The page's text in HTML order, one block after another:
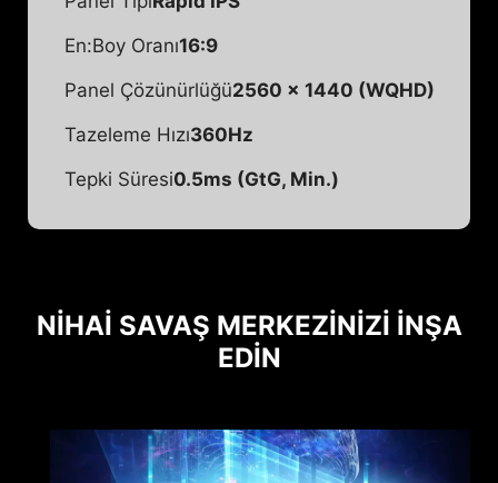
En:Boy Oranı16:9
Panel Çözünürlüğü2560 x 1440 (WQHD)
Tazeleme Hızı360Hz
Tepki Süresi0.5ms (GtG, Min.)
NIHAI SAVAŞ MERKEZINIZI İNŞA
EDIN